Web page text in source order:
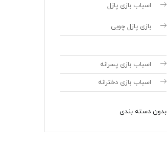
اسباب بازی پازل
بازی پازل چوبی
اسباب بازی پسرانه
اسباب بازی دخترانه
بدون دسته بندی